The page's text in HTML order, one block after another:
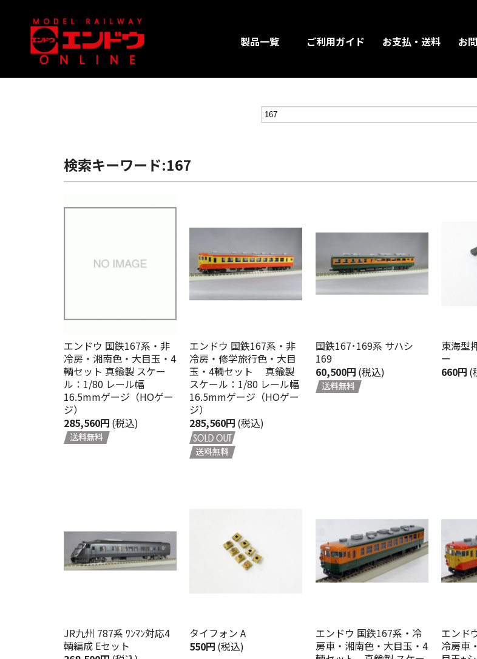
製品一覧 ご利用ガイド お支払・送料 お
検索キーワード:167
エンドウ 国鉄167系・非
冷房・湘南色・大目玉・4
輌セット 真鍮製 スケー
ル：1/80 レール幅
16.5mmゲージ（HOゲー
ジ）
285,560円 (税込)
エンドウ 国鉄167系・非
冷房・修学旅行色・大目
玉・4輌セット 真鍮製
スケール：1/80 レール幅
16.5mmゲージ（HOゲー
ジ）
285,560円 (税込)
国鉄167･169系 サハシ
169
60,500円 (税込)
東海型
ー
660円 (
JR九州 787系 ﾜﾝﾏﾝ対応4
輌編成 Eセット
タイフォン A
550円 (税込)
エンドウ 国鉄167系・冷
房車・湘南色・大目玉・4
エンド
冷房車